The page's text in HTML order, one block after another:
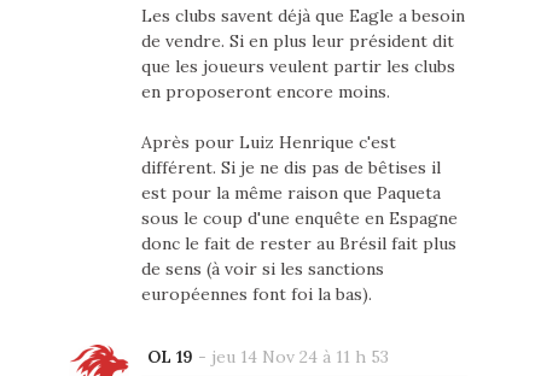
Les clubs savent déjà que Eagle a besoin
de vendre. Si en plus leur président dit
que les joueurs veulent partir les clubs
en proposeront encore moins.
Après pour Luiz Henrique c'est
différent. Si je ne dis pas de bêtises il
est pour la même raison que Paqueta
sous le coup d'une enquête en Espagne
donc le fait de rester au Brésil fait plus
de sens (à voir si les sanctions
européennes font foi la bas).
OL 19 - jeu 14 Nov 24 à 11 h 53